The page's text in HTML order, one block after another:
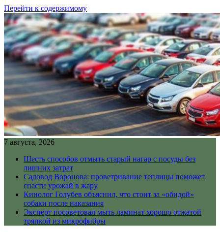
Перейти к содержимому
7 августа, 2026
Шесть способов отмыть старый нагар с посуды без
лишних затрат
Садовод Воронова: проветривание теплицы поможет
спасти урожай в жару
Кинолог Голубев объяснил, что стоит за «обидой»
собаки после наказания
Эксперт посоветовал мыть ламинат хорошо отжатой
тряпкой из микрофибры